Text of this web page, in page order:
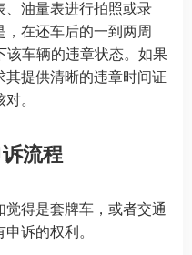
油量表进行拍照或录
在还车后的一到两周
该车辆的违章状态。如果
提供清晰的违章时间证
。
流程
得是套牌车，或者交通
诉的权利。